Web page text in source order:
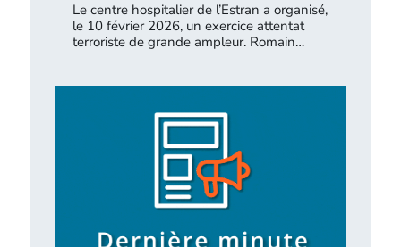
Le centre hospitalier de l’Estran a organisé,
le 10 février 2026, un exercice attentat
terroriste de grande ampleur. Romain…